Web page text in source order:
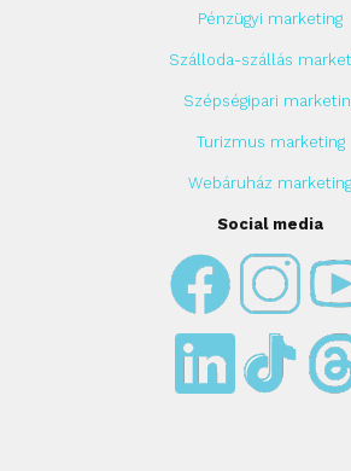
Pénzügyi marketing
Szálloda-szállás
Szépségipari
Turizmus marketing
Webáruház marketing
Social media